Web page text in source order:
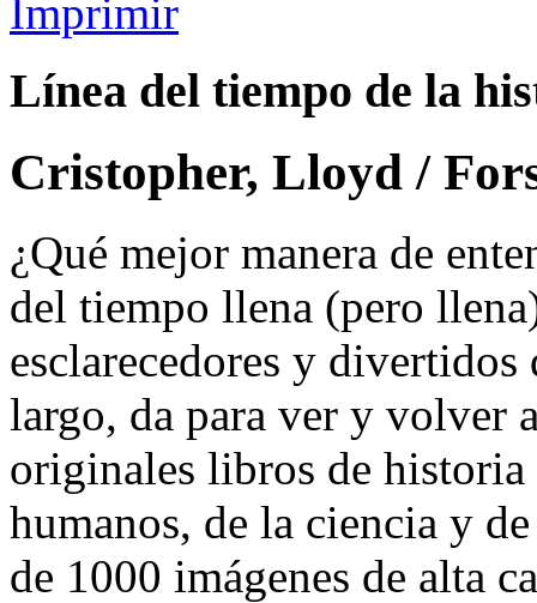
Imprimir
Línea del tiempo de la
Cristopher, Lloyd /
¿Qué mejor manera de
del tiempo llena (pero
esclarecedores y divertidos
largo, da para ver y volver
originales libros de
humanos, de la ciencia y
de 1000 imágenes de alta